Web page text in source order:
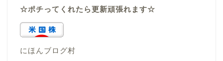
☆ポチってくれたら更新頑張れます☆
にほんブログ村